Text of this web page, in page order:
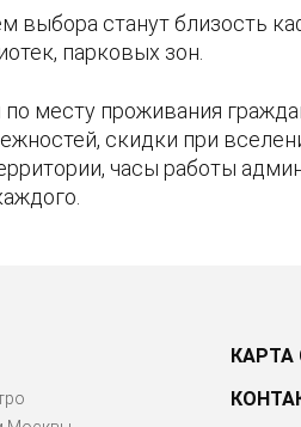
выбора станут близость
парковых зон.
месту проживания
скидки при
часы работы
КАРТА